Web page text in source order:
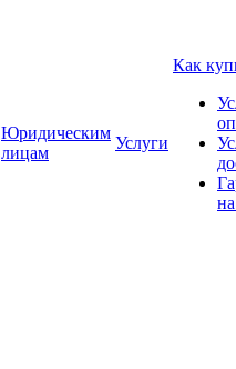
Юридическим
лицам
Услуги
Как